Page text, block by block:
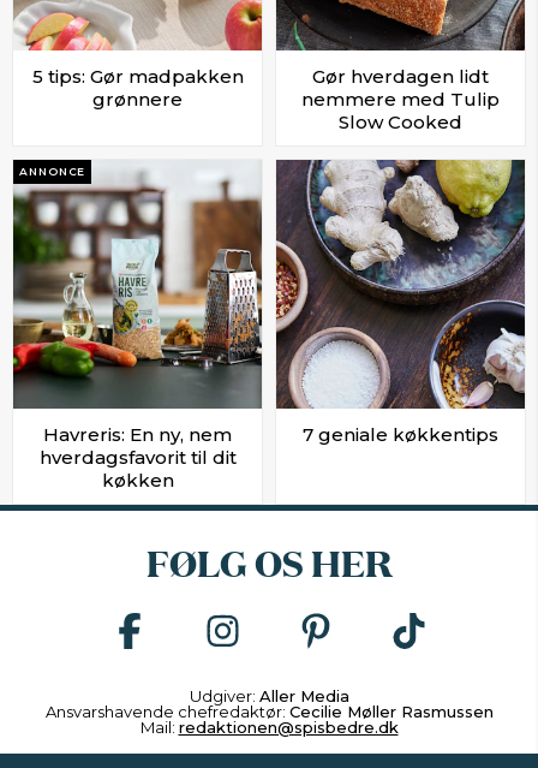
5 tips: Gør madpakken
grønnere
Gør hverdagen lidt
nemmere med Tulip
Slow Cooked
ANNONCE
Havreris: En ny, nem
hverdagsfavorit til dit
køkken
7 geniale køkkentips
FØLG OS HER
Udgiver: Aller Media
Ansvarshavende chefredaktør: Cecilie Møller Rasmussen
Mail: redaktionen@spisbedre.dk